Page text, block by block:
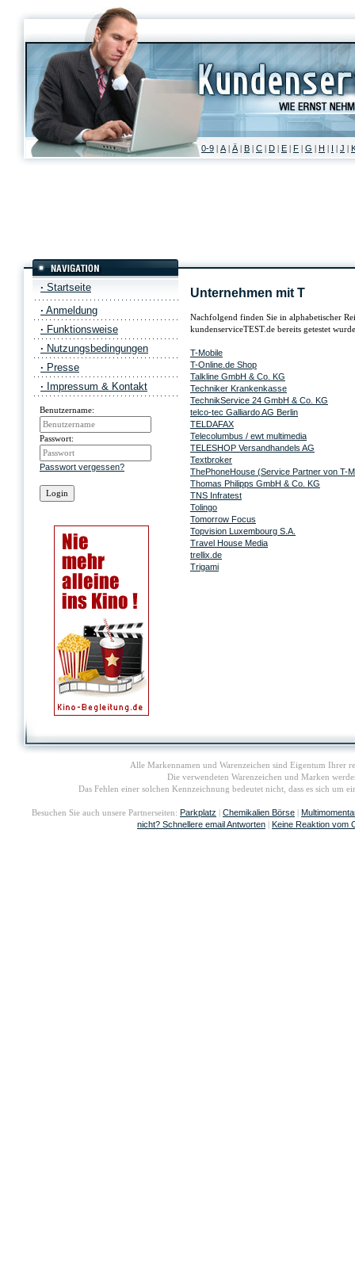
0-9 A Ä B C D E F G H I J
· Startseite
· Anmeldung
· Funktionsweise
· Nutzungsbedingungen
· Presse
· Impressum & Kontakt
Benutzername:
Passwort:
Passwort vergessen?
Unternehmen mit T
Nachfolgend finden Sie in alphabetischer
kundenserviceTEST.de bereits getestet
T-Mobile
T-Online.de Shop
Talkline GmbH & Co. KG
Techniker Krankenkasse
TechnikService 24 GmbH & Co. KG
telco-tec Galliardo AG Berlin
TELDAFAX
Telecolumbus / ewt multimedia
TELESHOP Versandhandels AG
Textbroker
ThePhoneHouse (Service Partner von T-
Thomas Philipps GmbH & Co. KG
TNS Infratest
Tolingo
Tomorrow Focus
Topvision Luxembourg S.A.
Travel House Media
trellix.de
Trigami
Alle Markennamen und Warenzeichen sind Eigentum Ihrer
Die verwendeten Warenzeichen und Marken
Das Fehlen einer solchen Kennzeichnung bedeutet nicht, dass es sich um
Besuchen Sie auch unsere Partnerseiten: Parkplatz Chemikalien Börse
nicht? Schnellere email Antworten
Keine Reaktion vom